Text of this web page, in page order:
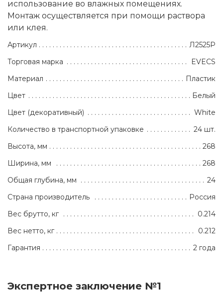
использование во влажных помещениях.
Монтаж осуществляется при помощи раствора
или клея.
Артикул
Л2525Р
Торговая марка
EVECS
Материал
Пластик
Цвет
Белый
Цвет (декоративный)
White
Количество в транспортной упаковке
24 шт.
Высота, мм
268
Ширина, мм
268
Общая глубина, мм
24
Страна производитель
Россия
Вес брутто, кг
0.214
Вес нетто, кг
0.212
Гарантия
2 года
Экспертное заключение №1